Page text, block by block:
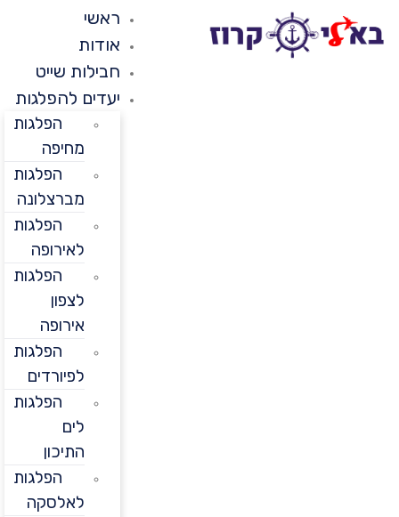
ראשי
אודות
חבילות שייט
יעדים להפלגות
הפלגות
מחיפה
הפלגות
מברצלונה
הפלגות
לאירופה
הפלגות
אירופה
הפלגות
לפיורדים
הפלגות
התיכון
הפלגות
לאלסקה